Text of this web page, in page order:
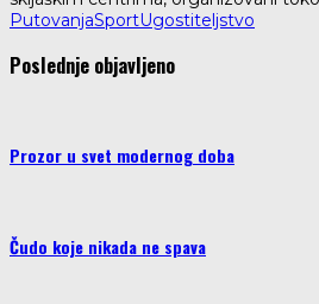
PutovanjaSportUgostiteljstvo
Poslednje objavljeno
Prozor u svet modernog doba
Čudo koje nikada ne spava